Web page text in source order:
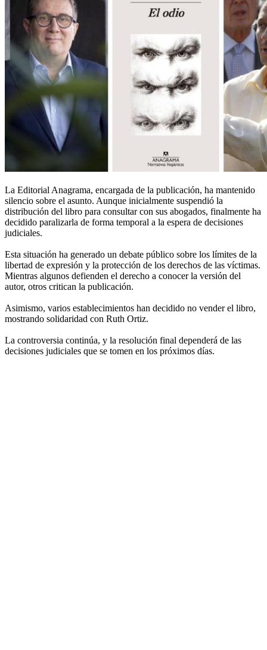
La Editorial Anagrama, encargada de la publicación, ha mantenido
silencio sobre el asunto. Aunque inicialmente suspendió la
distribución del libro para consultar con sus abogados, finalmente ha
decidido paralizarla de forma temporal a la espera de decisiones
judiciales.
Esta situación ha generado un debate público sobre los límites de la
libertad de expresión y la protección de los derechos de las víctimas.
Mientras algunos defienden el derecho a conocer la versión del
autor, otros critican la publicación.
Asimismo, varios establecimientos han decidido no vender el libro,
mostrando solidaridad con Ruth Ortiz.
La controversia continúa, y la resolución final dependerá de las
decisiones judiciales que se tomen en los próximos días.